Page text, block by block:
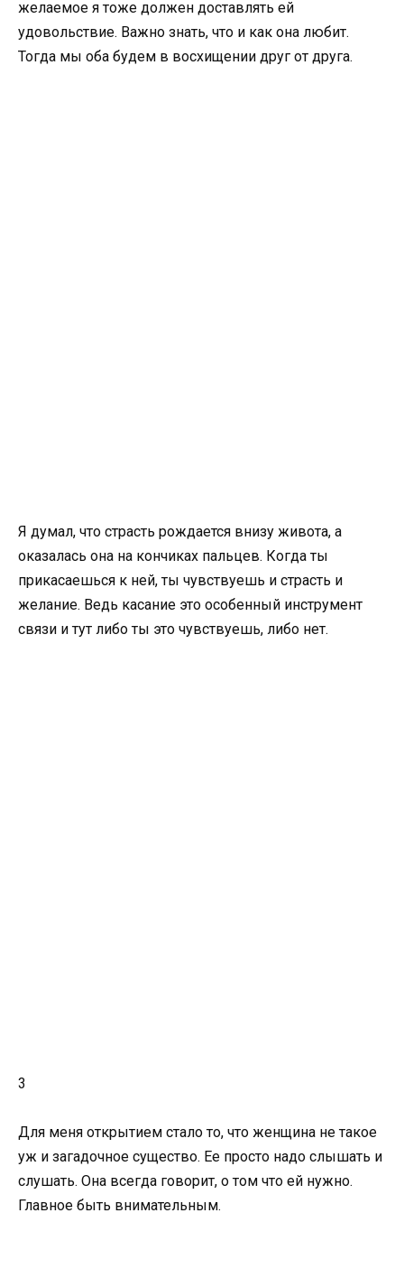
желаемое я тоже должен доставлять ей
удовольствие. Важно знать, что и как она любит.
Тогда мы оба будем в восхищении друг от друга.
Я думал, что страсть рождается внизу живота, а
оказалась она на кончиках пальцев. Когда ты
прикасаешься к ней, ты чувствуешь и страсть и
желание. Ведь касание это особенный инструмент
связи и тут либо ты это чувствуешь, либо нет.
3
Для меня открытием стало то, что женщина не такое
уж и загадочное существо. Ее просто надо слышать и
слушать. Она всегда говорит, о том что ей нужно.
Главное быть внимательным.